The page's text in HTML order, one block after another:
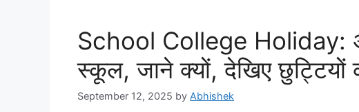
School College Holiday:
स्कूल, जाने क्यों, देखिए छुट्टियों
September 12, 2025 by Abhishek